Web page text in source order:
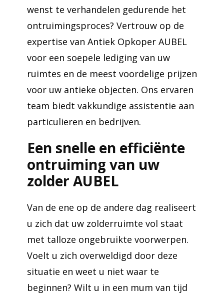
wenst te verhandelen gedurende het
ontruimingsproces? Vertrouw op de
expertise van Antiek Opkoper AUBEL
voor een soepele lediging van uw
ruimtes en de meest voordelige prijzen
voor uw antieke objecten. Ons ervaren
team biedt vakkundige assistentie aan
particulieren en bedrijven.
Een snelle en efficiënte
ontruiming van uw
zolder AUBEL
Van de ene op de andere dag realiseert
u zich dat uw zolderruimte vol staat
met talloze ongebruikte voorwerpen.
Voelt u zich overweldigd door deze
situatie en weet u niet waar te
beginnen? Wilt u in een mum van tijd